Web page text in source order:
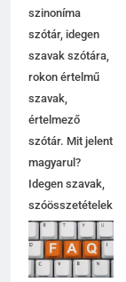
szinoníma
szótár, idegen
szavak szótára,
rokon értelmű
szavak,
értelmező
szótár. Mit jelent
magyarul?
Idegen szavak,
szóösszetételek
jelentése,
magyarázata,
használata,